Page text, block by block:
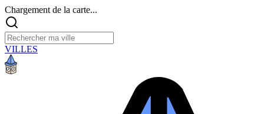
Chargement de la carte...
VILLES